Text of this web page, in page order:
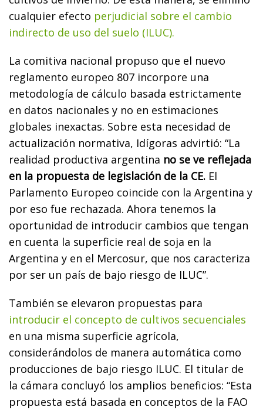
cualquier efecto perjudicial sobre el cambio
indirecto de uso del suelo (ILUC).
La comitiva nacional propuso que el nuevo
reglamento europeo 807 incorpore una
metodología de cálculo basada estrictamente
en datos nacionales y no en estimaciones
globales inexactas. Sobre esta necesidad de
actualización normativa, Idígoras advirtió: “La
realidad productiva argentina no se ve reflejada
en la propuesta de legislación de la CE. El
Parlamento Europeo coincide con la Argentina y
por eso fue rechazada. Ahora tenemos la
oportunidad de introducir cambios que tengan
en cuenta la superficie real de soja en la
Argentina y en el Mercosur, que nos caracteriza
por ser un país de bajo riesgo de ILUC”.
También se elevaron propuestas para
introducir el concepto de cultivos secuenciales
en una misma superficie agrícola,
considerándolos de manera automática como
producciones de bajo riesgo ILUC. El titular de
la cámara concluyó los amplios beneficios: “Esta
propuesta está basada en conceptos de la FAO